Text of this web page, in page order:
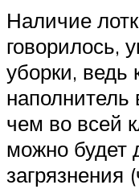
Наличие
говорилось,
уборки, ведь
чем во всей
можно будет
загрязнения